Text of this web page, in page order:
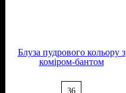
Блуза пудрового кольору з
коміром-бантом
36